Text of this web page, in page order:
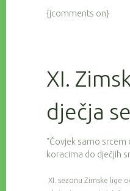
{jcomments on}
XI.
dječja
"Čovjek samo srcem
koracima do dječjih
XI. sezonu Zimske lige